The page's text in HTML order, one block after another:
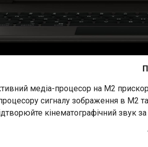
медіа-процесор на M2
сигналу зображення в M2
кінематографічний звук